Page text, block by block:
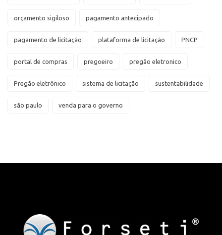
orçamento sigiloso pagamento antecipado
pagamento de licitação plataforma de licitação PNCP
portal de compras pregoeiro pregão eletronico
Pregão eletrônico sistema de licitação sustentabilidade
são paulo venda para o governo